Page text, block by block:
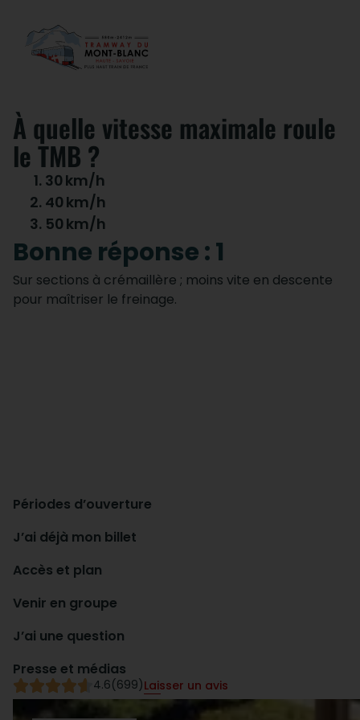
À quelle vitesse maximale roule
le TMB ?
30km/h
40km/h
50km/h
Bonne réponse : 1
Sur sections à crémaillère ; moins vite en descente
pour maîtriser le freinage.
Périodes d’ouverture
J’ai déjà mon billet
Accès et plan
Venir en groupe
J’ai une question
Presse et médias
4.6(699)Laisser un avis